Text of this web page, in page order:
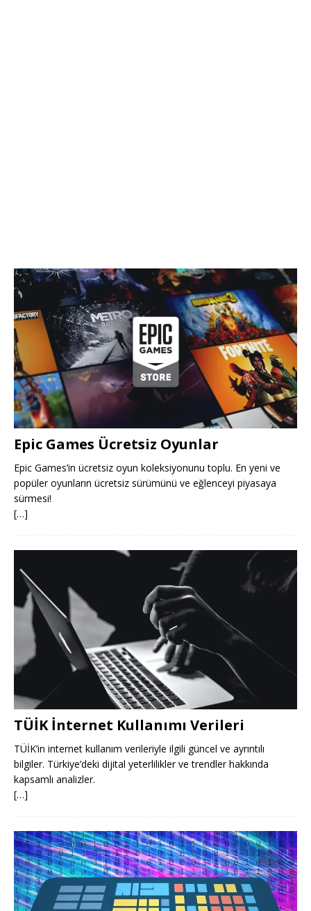
Epic Games Ücretsiz Oyunlar
Epic Games’in ücretsiz oyun koleksiyonunu toplu. En yeni ve
popüler oyunların ücretsiz sürümünü ve eğlenceyi piyasaya
sürmesi!
[…]
TÜİK İnternet Kullanımı Verileri
TÜİK’in internet kullanım verileriyle ilgili güncel ve ayrıntılı
bilgiler. Türkiye’deki dijital yeterlilikler ve trendler hakkında
kapsamlı analizler.
[…]